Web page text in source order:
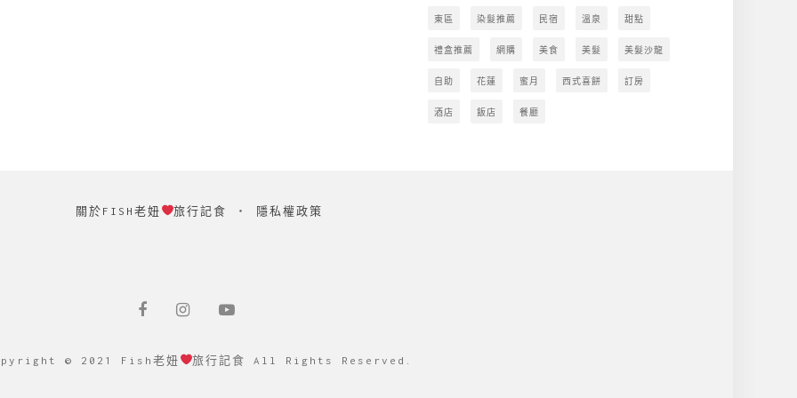
東區 染髮推薦 民宿 溫泉 甜點
禮盒推薦 網購 美食 美髮 美髮沙龍
自助 花蓮 蜜月 西式喜餅 訂房
酒店 飯店 餐廳
關於FISH老妞 旅行記食 ‧ 隱私權政策
© 2021 Fish老妞 旅行記食 All Rights Reserved.